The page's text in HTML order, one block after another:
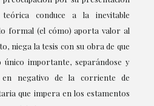
conduce a la inevitable
formal (el cómo) aporta valor al
niega la tesis con su obra de que
importante, separándose y
en negativo de la corriente de
que impera en los estamentos